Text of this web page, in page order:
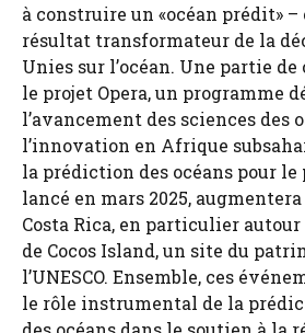
à construire un «océan prédit»
résultat transformateur de la
Unies sur l’océan. Une partie
le projet Opera, un programme
l’avancement des sciences des
l’innovation en Afrique
la prédiction des océans pour le
lancé en mars 2025,
Costa Rica, en particulier
de Cocos Island, un site du
l’UNESCO. Ensemble, ces
le rôle instrumental de la